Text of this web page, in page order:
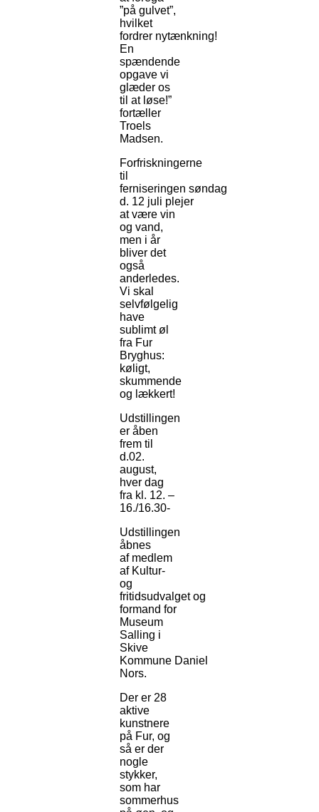
”på gulvet”,
hvilket
fordrer nytænkning!
En
spændende
opgave vi
glæder os
til at løse!”
fortæller
Troels
Madsen.
Forfriskningerne
til
ferniseringen søndag
d. 12 juli plejer
at være vin
og vand,
men i år
bliver det
også
anderledes.
Vi skal
selvfølgelig
have
sublimt øl
fra Fur
Bryghus:
køligt,
skummende
og lækkert!
Udstillingen
er åben
frem til
d.02.
august,
hver dag
fra kl. 12. –
16./16.30-
Udstillingen
åbnes
af medlem
af Kultur-
og
fritidsudvalget og
formand for
Museum
Salling i
Skive
Kommune Daniel
Nors.
Der er 28
aktive
kunstnere
på Fur, og
så er der
nogle
stykker,
som har
sommerhus